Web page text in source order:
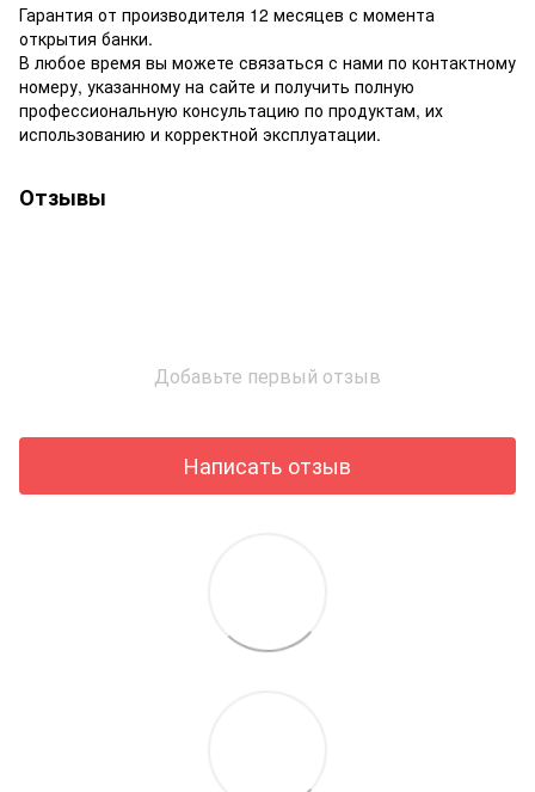
Гарантия от производителя 12 месяцев с момента
открытия банки.
В любое время вы можете связаться с нами по контактному
номеру, указанному на сайте и получить полную
профессиональную консультацию по продуктам, их
использованию и корректной эксплуатации.
Отзывы
Добавьте первый отзыв
Написать отзыв